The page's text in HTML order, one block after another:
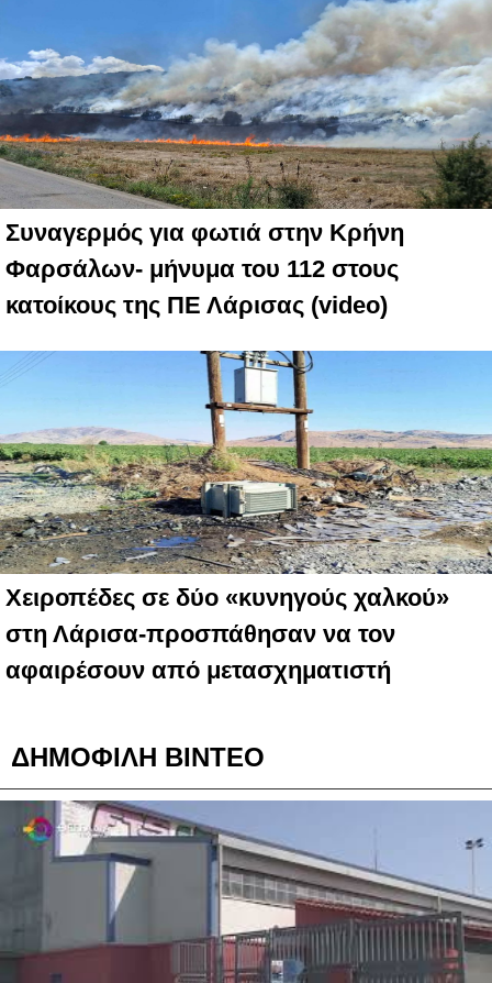
Συναγερμός για φωτιά στην Κρήνη
Φαρσάλων- μήνυμα του 112 στους
κατοίκους της ΠΕ Λάρισας (video)
Χειροπέδες σε δύο «κυνηγούς χαλκού»
στη Λάρισα-προσπάθησαν να τον
αφαιρέσουν από μετασχηματιστή
ΔΗΜΟΦΙΛΗ ΒΙΝΤΕΟ